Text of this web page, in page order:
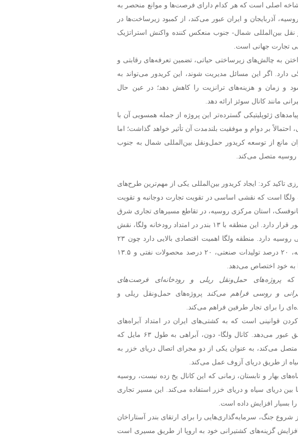
اصلی است که هر کدام دارای فرصت‌ها و موانع منحصر به
آذربایجان و ایران عبور می‌کند، از کمبود زیرساخت‌ها در
نقل بین‌المللی شمال- جنوب منعکس کننده واکنش استراتژیک
تجارت جهانی است.
به چالش‌های زیرساختی حیاتی، تضمین تعرفه‌های رقابتی و
دارد. اگر این مسائل مدیریت شوند، این کریدور می‌تواند به
و زمان و هزینه‌های ترانزیت را کاهش دهد؛ در عین حال
مانند کانال سوئز ارائه دهد.
ژئوپلیتیکی گسترده‌تر این پروژه از جمله همسویی آن با
بر دوام و موفقیت بلندمدت آن تأثیر خواهد گذاشت؛ اما
مانع از توسعه کریدور حمل‌ونقل بین‌المللی شمال به جنوب
روسیه متصل می‌کند.
کرد: ایجاد کریدور بین‌المللی یکی از مهم‌ترین طرح‌های
است که نقشی اساسی در تقویت تجارت دوجانبه و تقویت
استان مرکزی روسیه، در تقاطع مسیرهای تجاری شرق
به غرب و شمال به جنوب این کشور قرار دارد. این منطقه با ۱۳ بندر در امتداد رودخانه ولگا، نقش
مهمی در شبکه تجاری و لجستیکی روسیه دارد. منطقه ولگا اهمیت اقتصادی بالایی دارد چون ۲۳
درصد از تولیدات کشاورزی روسیه، ۲۰ درصد تولیدات صنعتی، ۲۰ درصد محصولات نفتی و ۱۳.۵
به خود اختصاص می‌دهد.
پروژه‌های حمل‌ونقل ریلی و رودخانه‌ای فرصت‌های
ایرانی و روسی فراهم می‌کند
پروژه‌های حمل‌ونقل ریلی و
را برای تجار طرفین فراهم می‌کند.
قوانینی است که به کشتی‌های ایران در امتداد آبراه‌های
داخلی رودخانه‌های ولگا و دون حق عبور می‌دهد. کانال ولگا- دون، آبراهی به طول ۶۳ مایل که
متصل می‌کند، به عنوان یکی از دو مجرای اتصال دریای خزر به
از طریق دریای آزوف عمل می‌کند.
بهار و تابستان، زمانی که این کانال یخ زده نیست، روسیه
بین دریای سیاه و دریای خزر استفاده می‌کند. این مسیر تجاری
بسیار افزایش داده است.
جنگ، سرمایه‌گذاری‌هایی را برای ارتقای بندر آستاراخان
گزینه‌های کشتیرانی خود به اروپا از طریق مسیری است